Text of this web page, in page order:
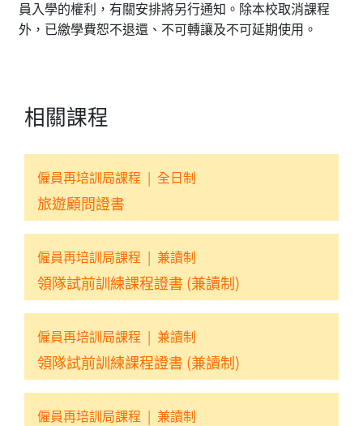
員入學的權利，有關安排將另行通知。除本校取消課程
外，已繳學費恕不退還、不可轉讓及不可延期使用。
相關課程
僱員再培訓局課程 | 全日制
旅遊顧問證書
僱員再培訓局課程 | 兼讀制
領隊試前訓練課程證書 (兼讀制)
僱員再培訓局課程 | 兼讀制
領隊試前訓練課程證書 (兼讀制)
僱員再培訓局課程 | 兼讀制